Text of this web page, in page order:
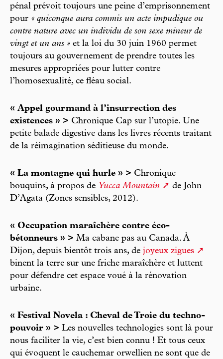
pénal prévoit toujours une peine d’emprisonnement
pour « quiconque aura commis un acte impudique ou
contre nature avec un individu de son sexe mineur de
vingt et un ans » et la loi du 30 juin 1960 permet
toujours au gouvernement de prendre toutes les
mesures appropriées pour lutter contre
l’homosexualité, ce fléau social.
« Appel gourmand à l’insurrection des
existences » > Chronique Cap sur l’utopie. Une
petite balade digestive dans les livres récents traitant
de la réimagination séditieuse du monde.
« La montagne qui hurle » > Chronique
bouquins, à propos de Yucca Mountain
de John
D’Agata (Zones sensibles, 2012).
« Occupation maraîchère contre éco-
bétonneurs » > Ma cabane pas au Canada. À
Dijon, depuis bientôt trois ans, de joyeux zigues
binent la terre sur une friche maraîchère et luttent
pour défendre cet espace voué à la rénovation
urbaine.
« Festival Novela : Cheval de Troie du techno-
pouvoir » > Les nouvelles technologies sont là pour
nous faciliter la vie, c’est bien connu ! Et tous ceux
qui évoquent le cauchemar orwellien ne sont que de